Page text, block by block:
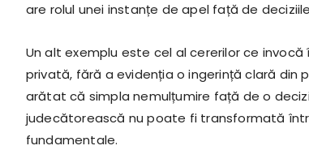
are rolul unei instanțe de apel față de
Un alt exemplu este cel al cererilor ce
privată, fără a evidenția o ingerință clară din
arătat că simpla nemulțumire față de o
judecătorească nu poate fi transformată
fundamentale.